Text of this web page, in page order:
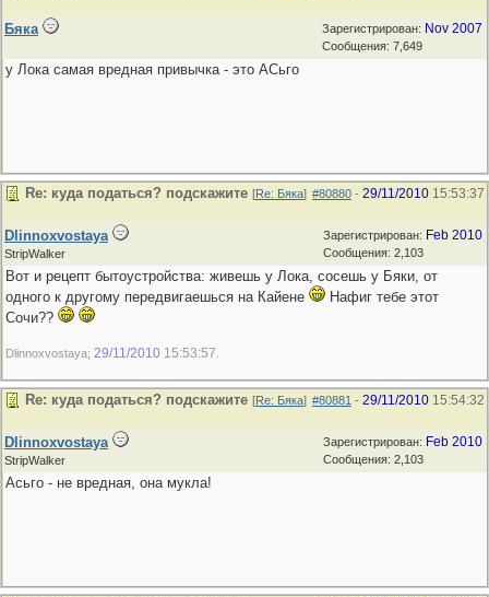
Зарегистрирован: Nov 2007
Сообщения: 7,649
Бяка
у Лока самая вредная привычка - это АСьго
#80880 - 29/11/2010 15:53:37
Re: куда податься? подскажите [Re: Бяка]
Зарегистрирован: Feb 2010
Сообщения: 2,103
Dlinnoxvostaya
StripWalker
Вот и рецепт бытоустройства: живешь у Лока, сосешь у Бяки, от
одного к другому передвигаешься на Кайене
Нафиг тебе этот
Сочи??
Dlinnoxvostaya; 29/11/2010 15:53:57
#80881 - 29/11/2010 15:54:32
Re: куда податься? подскажите [Re: Бяка]
Зарегистрирован: Feb 2010
Сообщения: 2,103
Dlinnoxvostaya
StripWalker
Асьго - не вредная, она мукла!